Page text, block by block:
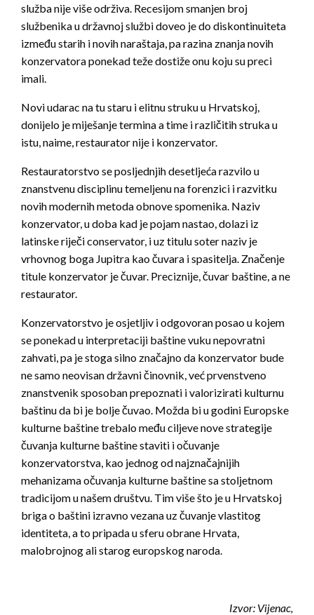
služba nije više održiva. Recesijom smanjen broj
službenika u državnoj službi doveo je do diskontinuiteta
između starih i novih naraštaja, pa razina znanja novih
konzervatora ponekad teže dostiže onu koju su preci
imali.
Novi udarac na tu staru i elitnu struku u Hrvatskoj,
donijelo je miješanje termina a time i različitih struka u
istu, naime, restaurator nije i konzervator.
Restauratorstvo se posljednjih desetljeća razvilo u
znanstvenu disciplinu temeljenu na forenzici i razvitku
novih modernih metoda obnove spomenika. Naziv
konzervator, u doba kad je pojam nastao, dolazi iz
latinske riječi conservator, i uz titulu soter naziv je
vrhovnog boga Jupitra kao čuvara i spasitelja. Značenje
titule konzervator je čuvar. Preciznije, čuvar baštine, a ne
restaurator.
Konzervatorstvo je osjetljiv i odgovoran posao u kojem
se ponekad u interpretaciji baštine vuku nepovratni
zahvati, pa je stoga silno značajno da konzervator bude
ne samo neovisan državni činovnik, već prvenstveno
znanstvenik sposoban prepoznati i valorizirati kulturnu
baštinu da bi je bolje čuvao. Možda bi u godini Europske
kulturne baštine trebalo među ciljeve nove strategije
čuvanja kulturne baštine staviti i očuvanje
konzervatorstva, kao jednog od najznačajnijih
mehanizama očuvanja kulturne baštine sa stoljetnom
tradicijom u našem društvu. Tim više što je u Hrvatskoj
briga o baštini izravno vezana uz čuvanje vlastitog
identiteta, a to pripada u sferu obrane Hrvata,
malobrojnog ali starog europskog naroda.
Izvor: Vijenac,